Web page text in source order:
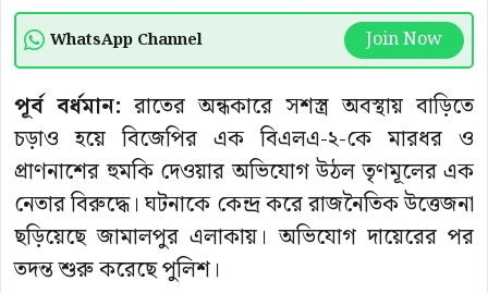
WhatsApp Channel Join Now
পূর্ব বর্ধমান: রাতের অন্ধকারে সশস্ত্র অবস্থায় বাড়িতে
চড়াও হয়ে বিজেপির এক বিএলএ-২-কে মারধর ও
প্রাণনাশের হুমকি দেওয়ার অভিযোগ উঠল তৃণমূলের এক
নেতার বিরুদ্ধে। ঘটনাকে কেন্দ্র করে রাজনৈতিক উত্তেজনা
ছড়িয়েছে জামালপুর এলাকায়। অভিযোগ দায়েরের পর
তদন্ত শুরু করেছে পুলিশ।